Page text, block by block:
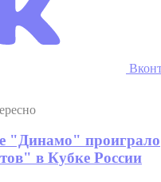
"Динамо" проиграло
в Кубке России